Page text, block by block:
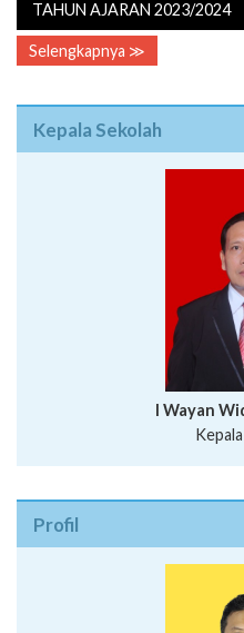
TAHUN AJARAN 2023/2024
Selengkapnya ≫
Kepala Sekolah
I Wayan
Profil